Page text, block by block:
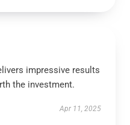
impressive results
the investment.
Apr 11, 2025